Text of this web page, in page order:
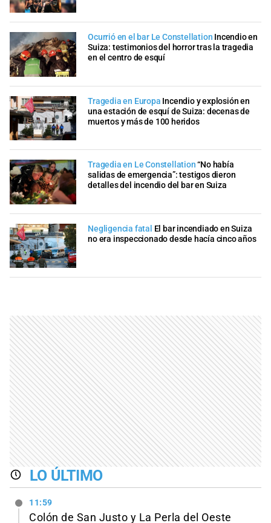
Ocurrió en el bar Le Constellation Incendio en
Suiza: testimonios del horror tras la tragedia
en el centro de esquí
Tragedia en Europa Incendio y explosión en
una estación de esquí de Suiza: decenas de
muertos y más de 100 heridos
Tragedia en Le Constellation “No había
salidas de emergencia”: testigos dieron
detalles del incendio del bar en Suiza
Negligencia fatal El bar incendiado en Suiza
no era inspeccionado desde hacía cinco años
LO ÚLTIMO
11:59
Colón de San Justo y La Perla del Oeste